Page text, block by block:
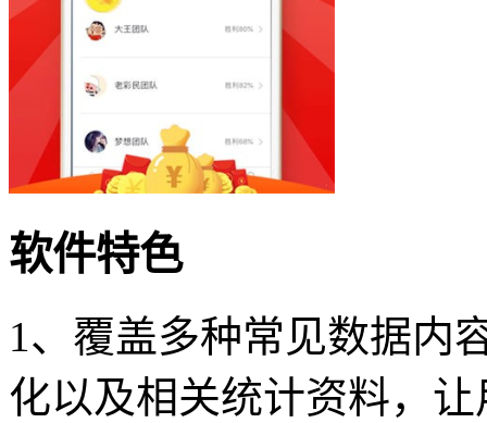
软件特色
1、覆盖多种常见数据内
化以及相关统计资料，